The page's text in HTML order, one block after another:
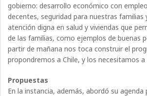
gobierno: desarrollo económico con
decentes, seguridad para nuestras familias
atención digna en salud y viviendas que
de las familias, como ejemplos de buenas
partir de mañana nos toca construir el
propondremos a Chile, y los necesitamos a
Propuestas
En la instancia, además, abordó su agenda